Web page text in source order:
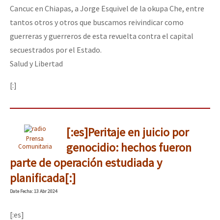
MULTIMEDIA
Fotorreportaje
Video
Otras secciones
Libros para descargar
Medios Libres
COVID-19
Eventos
Contacto
Se o México sabe, que o mundo saiba! Nossas lutas pela
[25 abr – CDMX] Tokín por el CNI: 30 años de Resistencia y
Cancuc en Chiapas, a Jorge Esquivel de la okupa Che, entre
tantos otros y otros que buscamos reivindicar como
guerreras y guerreros de esta revuelta contra el capital
secuestrados por el Estado.
Salud y Libertad
[:]
Prensa
Comunitaria
[:es]Peritaje en juicio por
genocidio: hechos fueron
parte de operación estudiada y
planificada[:]
DateFecha: 13 Abr 2024
[:es]